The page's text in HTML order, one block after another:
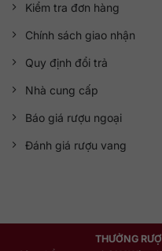
Kiểm tra đơn hàng
Chính sách giao nhận
Quy định đổi trả
Nhà cung cấp
Báo giá rượu ngoại
Đánh giá rượu vang
THƯỞNG